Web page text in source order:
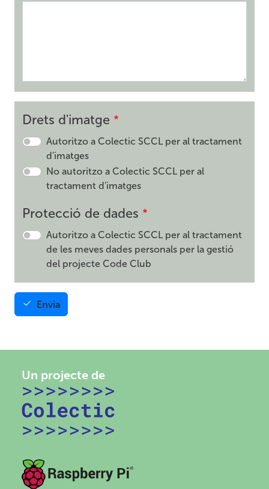
Drets d'imatge
Autoritzo a Colectic SCCL per al tractament
d'imatges
No autoritzo a Colectic SCCL per al
tractament d'imatges
Protecció de dades
Autoritzo a Colectic SCCL per al tractament
de les meves dades personals per la gestió
del projecte Code Club
Envia
Un projecte de